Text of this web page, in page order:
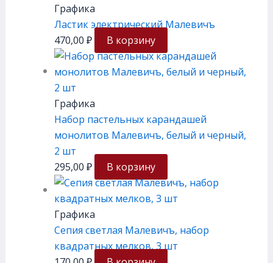
Графика
Ластик электрический Малевичъ
470,00 ₽ В корзину
Графика
Набор пастельных карандашей
монолитов Малевичъ, белый и черный,
2 шт
295,00 ₽ В корзину
Графика
Сепия светлая Малевичъ, набор
квадратных мелков, 3 шт